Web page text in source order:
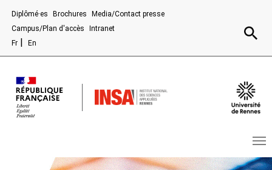
Diplômé·es Brochures
Media/Contact presse
Campus/Plan d'accès
Intranet
Fr
En